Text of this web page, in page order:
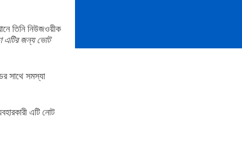
তিনি নিউজওয়ীক
এটির জন্য ভোট
সাথে সমস্যা
এটি নোট